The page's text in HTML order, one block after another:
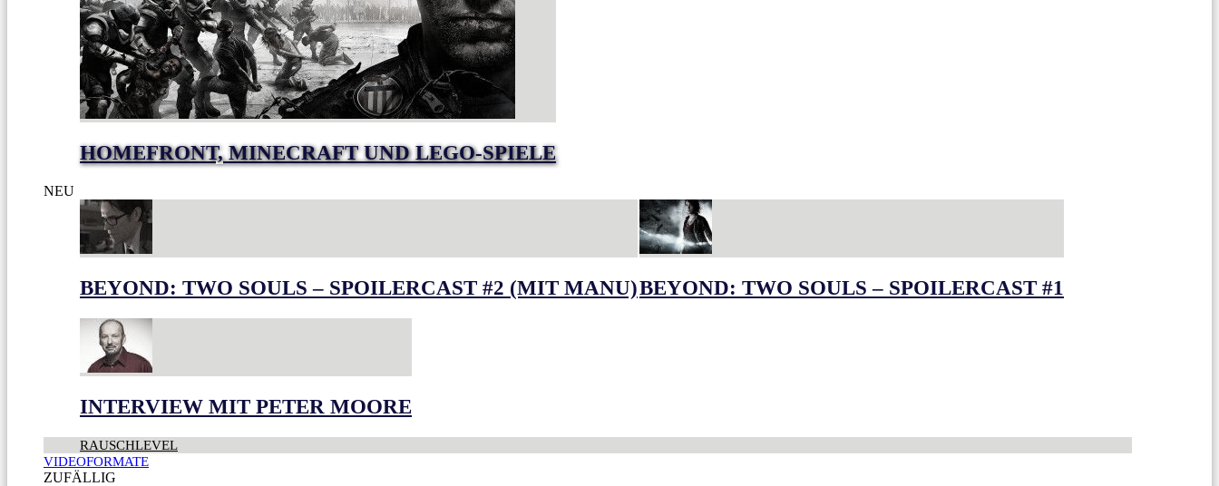
HOMEFRONT, MINECRAFT UND LEGO-SPIELE
NEU
BEYOND: TWO SOULS – SPOILERCAST #2 (MIT MANU)BEYOND: TWO SOULS – SPOILERCAST #1
INTERVIEW MIT PETER MOORE
RAUSCHLEVEL
VIDEOFORMATE
ZUFÄLLIG